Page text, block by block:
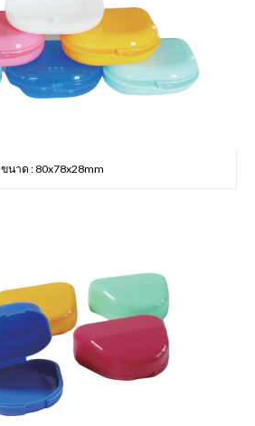
ขนาด : 80x78x28mm